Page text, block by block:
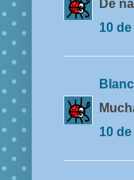
De
10
10